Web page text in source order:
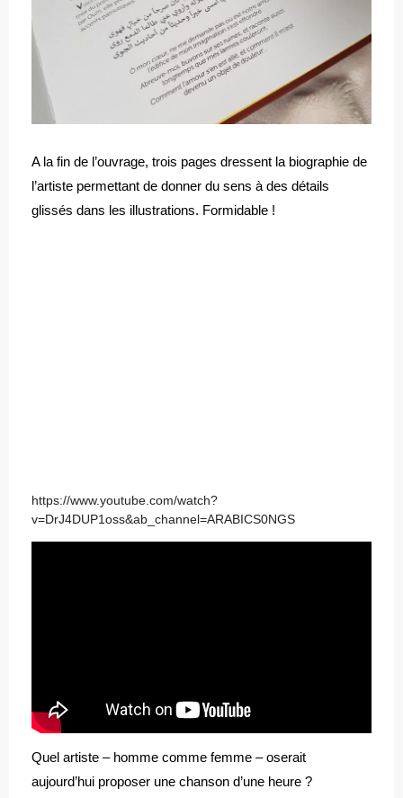
A la fin de l’ouvrage, trois pages dressent la biographie de
l’artiste permettant de donner du sens à des détails
glissés dans les illustrations. Formidable !
https://www.youtube.com/watch?
v=DrJ4DUP1oss&ab_channel=ARABICS0NGS
Quel artiste – homme comme femme – oserait
aujourd’hui proposer une chanson d’une heure ?